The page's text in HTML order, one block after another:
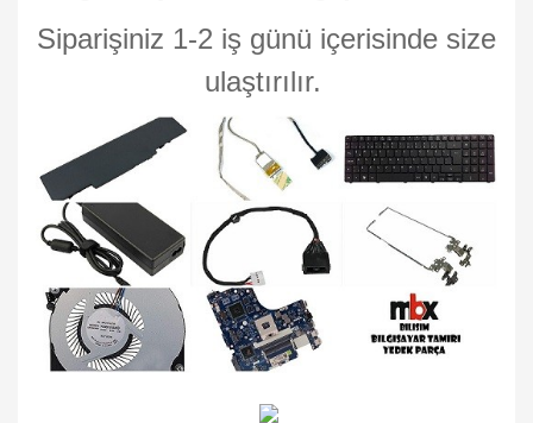
Siparişiniz 1-2 iş günü içerisinde size
ulaştırılır.